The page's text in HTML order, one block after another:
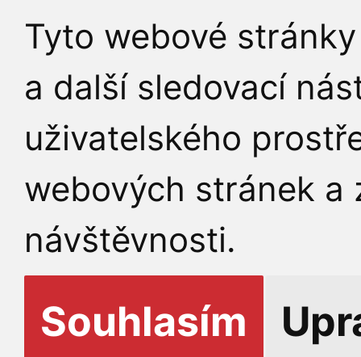
Tyto webové
a další sledovací
uživatelského
webových stránek a
návštěvnosti.
Souhlasím